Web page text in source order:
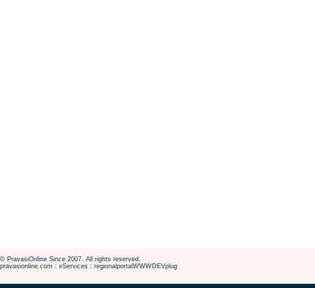
© PravasiOnline Since 2007. All rights reserved.
pravasionline.com : eServices : regionalportalWWWDEVplug